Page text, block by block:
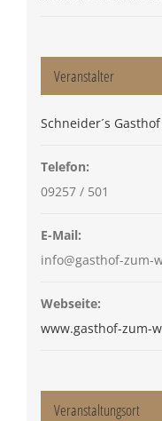
Veranstalter
Schneider´s
Telefon:
09257 / 501
E-Mail:
info@gasthof-zum-
Webseite:
www.gasthof-zum-
Veranstaltungsort